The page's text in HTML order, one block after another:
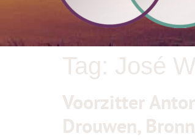
Tag: José
Voorzitter
Drouwen,